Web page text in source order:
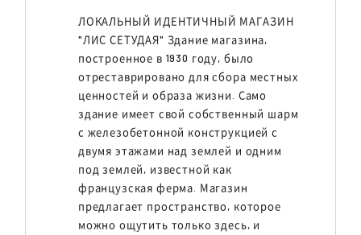
ЛОКАЛЬНЫЙ ИДЕНТИЧНЫЙ МАГАЗИН
"ЛИС СЕТУДАЯ" Здание магазина,
построенное в 1930 году, было
отреставрировано для сбора местных
ценностей и образа жизни. Само
здание имеет свой собственный шарм
с железобетонной конструкцией с
двумя этажами над землей и одним
под землей, известной как
французская ферма. Магазин
предлагает пространство, которое
можно ощутить только здесь, и